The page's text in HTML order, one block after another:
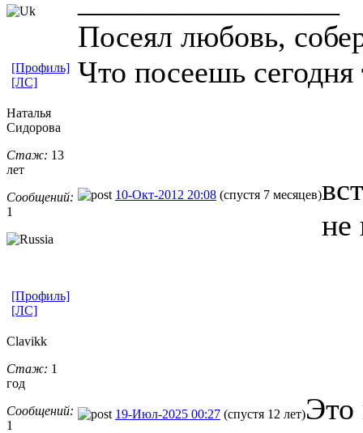
Посеял любовь,
Что посеешь
[Профиль]
[ЛС]
Наталья
Сидорова
Стаж: 13
лет
Сообщений:
1
10-Окт-2012 20:08 (спустя 7 месяцев)
не
[Профиль]
[ЛС]
Clavikk
Стаж: 1
год
Сообщений:
1
19-Июл-2025 00:27 (спустя 12 лет)Это